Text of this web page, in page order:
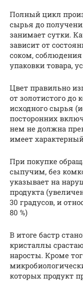
Полный цикл
сырья до
занимает сутки.
зависит от
соком, соблюдения
упаковки товара,
Цвет правильно
от золотистого до
исходного сырья
посторонних
нем не должна
имеет
При покупке
сыпучим, без
указывает на
продукта
30 градусов, и
80 %)
В итоге бастр
кристаллы
наросты. Кроме
которых продукт